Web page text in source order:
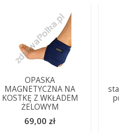
OPASKA
MAGNETYCZNA NA
KOSTKĘ Z WKŁADEM
ŻELOWYM
69,00 zł